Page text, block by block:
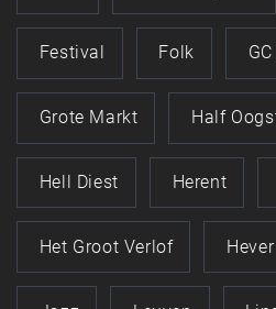
Festival Folk
Grote Markt Half
Hell Diest Herent
Het Groot Verlof Hever